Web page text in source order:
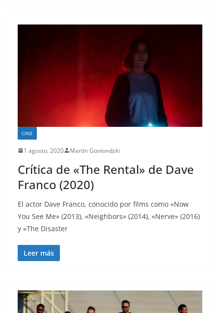
CINE
1 agosto, 2020 Martín Goniondzki
Crítica de «The Rental» de Dave
Franco (2020)
El actor Dave Franco, conocido por films como «Now
You See Me» (2013), «Neighbors» (2014), «Nerve» (2016)
y «The Disaster
Leer más